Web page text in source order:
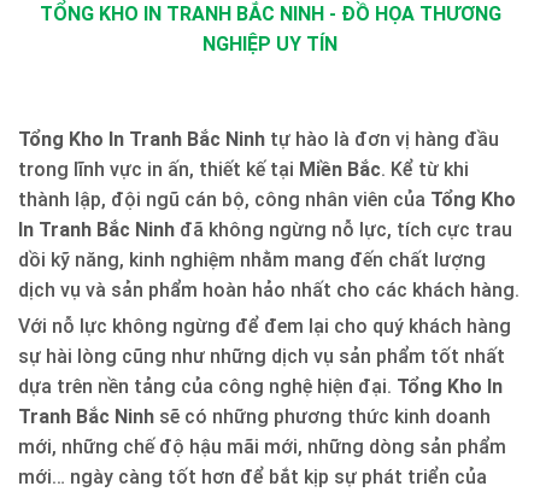
TỔNG KHO IN TRANH BẮC NINH - ĐỒ HỌA THƯƠNG
NGHIỆP UY TÍN
Tổng Kho In Tranh Bắc Ninh tự hào là đơn vị hàng đầu
trong lĩnh vực in ấn, thiết kế tại Miền Bắc. Kể từ khi
thành lập, đội ngũ cán bộ, công nhân viên của Tổng Kho
In Tranh Bắc Ninh đã không ngừng nỗ lực, tích cực trau
dồi kỹ năng, kinh nghiệm nhằm mang đến chất lượng
dịch vụ và sản phẩm hoàn hảo nhất cho các khách hàng.
Với nỗ lực không ngừng để đem lại cho quý khách hàng
sự hài lòng cũng như những dịch vụ sản phẩm tốt nhất
dựa trên nền tảng của công nghệ hiện đại. Tổng Kho In
Tranh Bắc Ninh sẽ có những phương thức kinh doanh
mới, những chế độ hậu mãi mới, những dòng sản phẩm
mới… ngày càng tốt hơn để bắt kịp sự phát triển của